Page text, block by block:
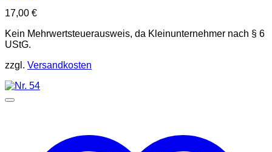
17,00 €
Kein Mehrwertsteuerausweis, da Kleinunternehmer nach § 6
UStG.
zzgl. Versandkosten